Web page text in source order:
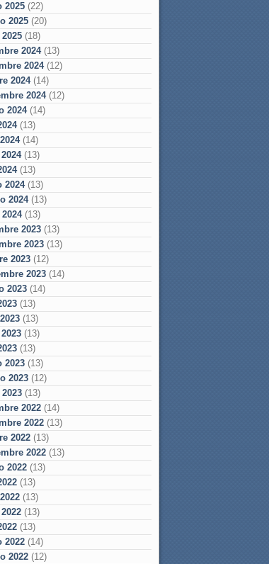
2025 (22)
2025 (20)
(18)
2024(13)
2024(12)
2024(14)
2024(12)
2024(14)
(13)
(14)
(13)
(13)
2024(13)
2024(13)
(13)
2023 (13)
2023 (13)
2023 (12)
2023 (14)
2023 (14)
(13)
(13)
(13)
(13)
2023 (13)
2023 (12)
(13)
2022 (14)
2022 (13)
2022 (13)
2022 (13)
2022 (13)
(13)
(13)
(13)
(13)
2022 (14)
2022 (12)